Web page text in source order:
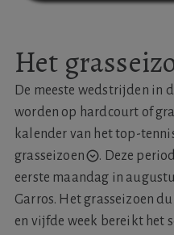
Het
De meeste wedstrijden in
worden op hardcourt of
kalender van het top-
grasseizoen
. Deze
eerste maandag in
Garros. Het grasseizoen
en vijfde week bereikt het